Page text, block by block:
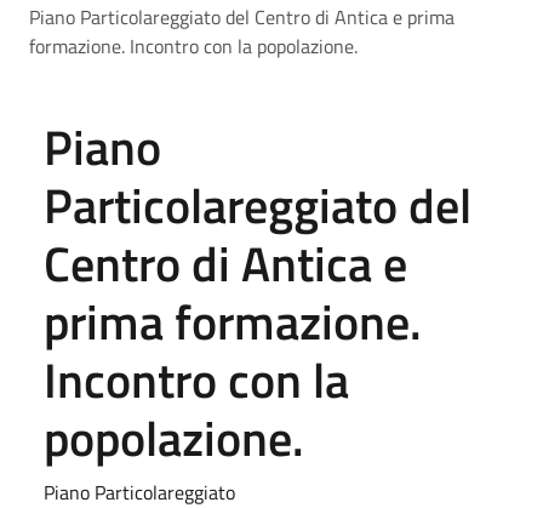
Piano Particolareggiato del Centro di Antica e prima
formazione. Incontro con la popolazione.
Piano
Particolareggiato del
Centro di Antica e
prima formazione.
Incontro con la
popolazione.
Piano Particolareggiato